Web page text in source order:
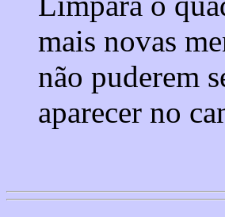
mais novas
não puderem
aparecer no